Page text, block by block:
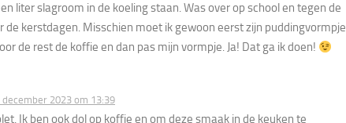
liter slagroom in de koeling staan. Was over op school en tegen de
de kerstdagen. Misschien moet ik gewoon eerst zijn puddingvormpje
de rest de koffie en dan pas mijn vormpje. Ja! Dat ga ik doen!
december 2023 om 13:39
Ik ben ook dol op koffie en om deze smaak in de keuken te